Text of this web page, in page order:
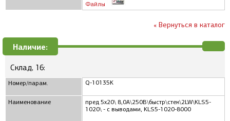
Файлы
« Вернуться в каталог
Наличие:
Склад, 16:
Номер/парам.
Наименование
Q-10135K
пред 5x20\ 8,0А\250В\быстр\стек\2LW\KLS5-
1020\ - с выводами, KLS5-1020-8000